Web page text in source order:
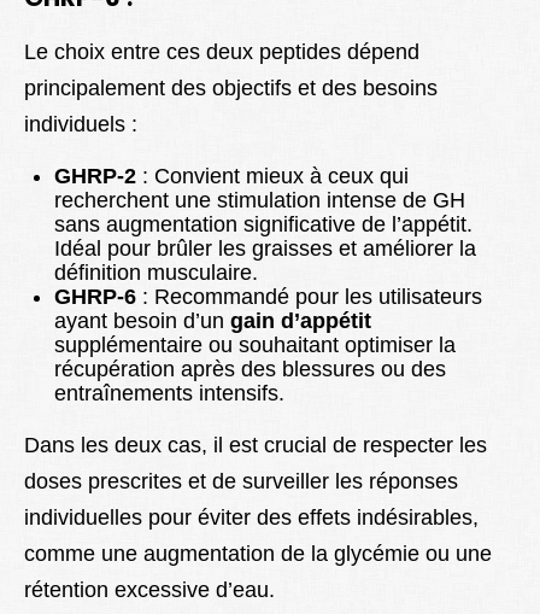
Le choix entre ces deux peptides dépend
principalement des objectifs et des besoins
individuels :
GHRP-2 : Convient mieux à ceux qui
recherchent une stimulation intense de GH
sans augmentation significative de l’appétit.
Idéal pour brûler les graisses et améliorer la
définition musculaire.
GHRP-6 : Recommandé pour les utilisateurs
ayant besoin d’un gain d’appétit
supplémentaire ou souhaitant optimiser la
récupération après des blessures ou des
entraînements intensifs.
Dans les deux cas, il est crucial de respecter les
doses prescrites et de surveiller les réponses
individuelles pour éviter des effets indésirables,
comme une augmentation de la glycémie ou une
rétention excessive d’eau.